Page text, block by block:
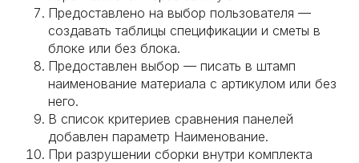
Предоставлено на выбор пользователя —
создавать таблицы спецификации и сметы в
блоке или без блока.
Предоставлен выбор — писать в штамп
наименование материала с артикулом или без
него.
В список критериев сравнения панелей
добавлен параметр Наименование.
При разрушении сборки внутри комплекта